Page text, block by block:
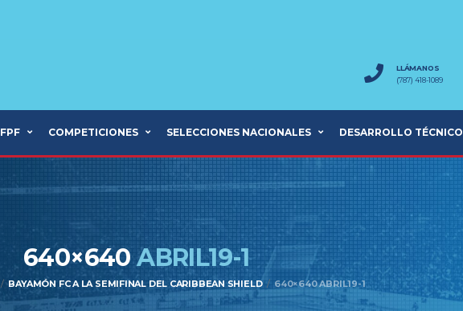
LLÁMANOS
(787) 418-1089
FPF COMPETICIONES SELECCIONES NACIONALES DESARROLLO TÉCNICO
640×640ABRIL19-1
BAYAMÓN FC A LA SEMIFINAL DEL CARIBBEAN SHIELD 640×640 ABRIL19-1